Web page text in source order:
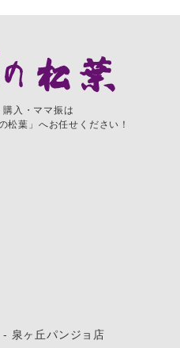
入・ママ振は
松葉」へお任せください！
- 泉ヶ丘パンジョ店